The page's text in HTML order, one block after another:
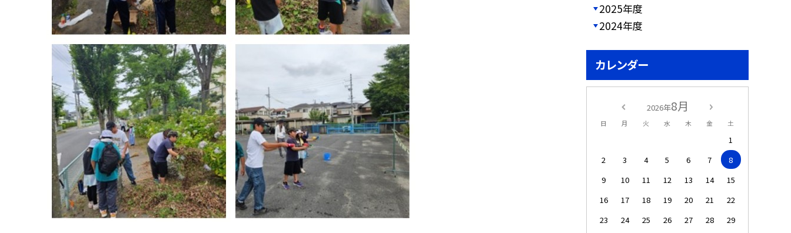
2025年度
2024年度
カレンダー
2026年8月
日 月 火 水 木 金 土
1
2
3 4 5 6 7
8
9
10 11 12 13 14
15
16
17 18 19 20 21
22
23
24 25 26 27 28
29